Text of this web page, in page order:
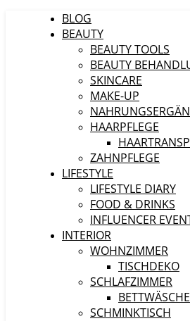
BLOG
BEAUTY
BEAUTY TOOLS
BEAUTY
SKINCARE
MAKE-UP
HAARPFLEGE
ZAHNPFLEGE
LIFESTYLE
LIFESTYLE DIARY
FOOD & DRINKS
INFLUENCER
INTERIOR
WOHNZIMMER
TISCHDEKO
SCHLAFZIMMER
BETTWÄSCHE
SCHMINKTISCH